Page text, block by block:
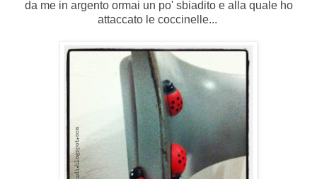
da me in argento ormai un po' sbiadito e alla quale ho
attaccato le coccinelle...